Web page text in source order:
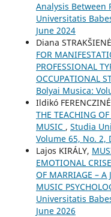
Analysis Between
Universitatis
June 2024
Diana
FOR
PROFESSIONAL
OCCUPATIONAL
Bolyai Musica:
Ildikó
THE TEACHING
MUSIC , Studia
Volume 65, No. 2,
Lajos KIRÁLY,
EMOTIONAL
OF MARRIAGE – A
MUSIC
Universitatis
June 2026